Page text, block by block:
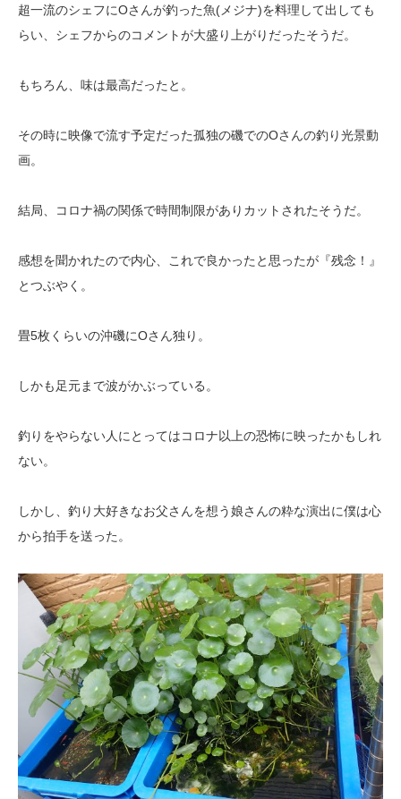
超一流のシェフにOさんが釣った魚(メジナ)を料理して出しても
らい、シェフからのコメントが大盛り上がりだったそうだ。
もちろん、味は最高だったと。
その時に映像で流す予定だった孤独の磯でのOさんの釣り光景動
画。
結局、コロナ禍の関係で時間制限がありカットされたそうだ。
感想を聞かれたので内心、これで良かったと思ったが『残念！』
とつぶやく。
畳5枚くらいの沖磯にOさん独り。
しかも足元まで波がかぶっている。
釣りをやらない人にとってはコロナ以上の恐怖に映ったかもしれ
ない。
しかし、釣り大好きなお父さんを想う娘さんの粋な演出に僕は心
から拍手を送った。